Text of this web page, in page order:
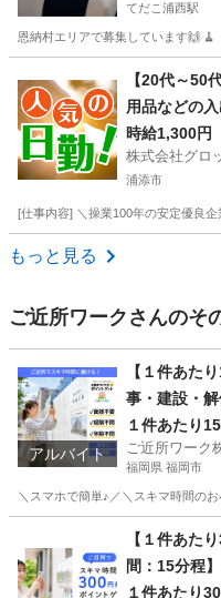
てだこ浦西駅
恩納村エリアで募集しています🙌
てだこ浦西駅
【20代～50
用品などの
／屋根付き
り
時給1,300円
株式会社グロ
浦添市
[仕事内容] ＼操業100年の安定優
沖縄 浦添市
もっと見る
ご近所ワーク さんのそ
アルバイト
【１件あた
事・建設・
１件あたり
ご近所ワーク
福岡県 福岡市
＼スマホで簡単♪／＼スキマ時間の
その他 1件
【１件あた
間：15分程
１件あたり